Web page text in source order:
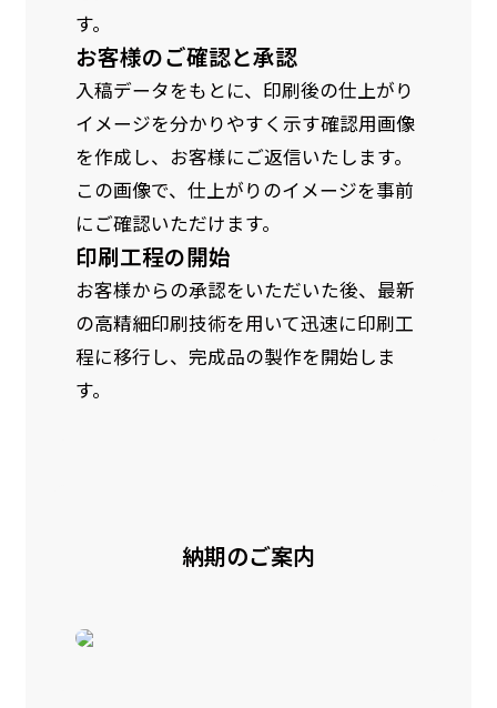
す。
お客様のご確認と承認
入稿データをもとに、印刷後の仕上がり
イメージを分かりやすく示す確認用画像
を作成し、お客様にご返信いたします。
この画像で、仕上がりのイメージを事前
にご確認いただけます。
印刷工程の開始
お客様からの承認をいただいた後、最新
の高精細印刷技術を用いて迅速に印刷工
程に移行し、完成品の製作を開始しま
す。
納期のご案内